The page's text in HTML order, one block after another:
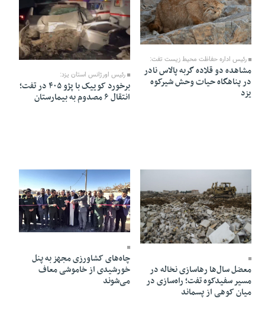
21 Azar 1404 - 18:07
رئیس اداره حفاظت محیط زیست تفت:
مشاهده دو قلاده گربه پالاس نادر
در پناهگاه حیات وحش شیرکوه
یزد
17 Azar 1404 - 10:02
رئیس اورژانس استان یزد:
برخورد کوییک با پژو ۴۰۵ در تفت؛
انتقال ۶ مصدوم به بیمارستان
16 Azar 1404 - 18:41
معضل سال‌ها رهاسازی نخاله در
مسیر سفیدکوه تفت؛ راه‌سازی در
میان کوهی از پسماند
09 Azar 1404 - 19:50
چاه‌های کشاورزی مجهز به پنل
خورشیدی از خاموشی معاف
می‌شوند